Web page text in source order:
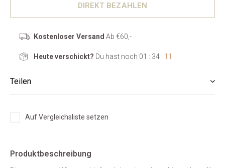
DIREKT BEZAHLEN
Kostenloser Versand Ab €60,-
Heute verschickt? Du hast noch 01 : 34 : 10
Teilen
Auf Vergleichsliste setzen
Produktbeschreibung